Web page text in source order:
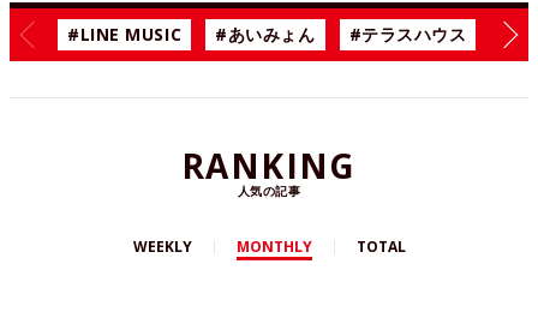
#LINE MUSIC #あいみょん #テラスハウス #
RANKING
人気の記事
WEEKLY MONTHLY TOTAL